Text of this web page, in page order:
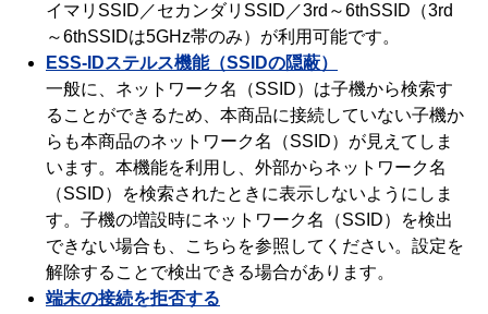
イマリSSID／セカンダリSSID／3rd～6thSSID（3rd
～6thSSIDは5GHz帯のみ）が利用可能です。
ESS-IDステルス機能（SSIDの隠蔽）
一般に、ネットワーク名（SSID）は子機から検索す
ることができるため、本商品に接続していない子機か
らも本商品のネットワーク名（SSID）が見えてしま
います。本機能を利用し、外部からネットワーク名
（SSID）を検索されたときに表示しないようにしま
す。子機の増設時にネットワーク名（SSID）を検出
できない場合も、こちらを参照してください。設定を
解除することで検出できる場合があります。
端末の接続を拒否する